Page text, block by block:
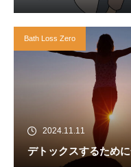
Bath Loss Zero
2024.11.11
デトックスするため